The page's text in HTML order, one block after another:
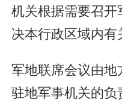
机关根据需要召
决本行政区域内有
军地联席会议由
驻地军事机关的